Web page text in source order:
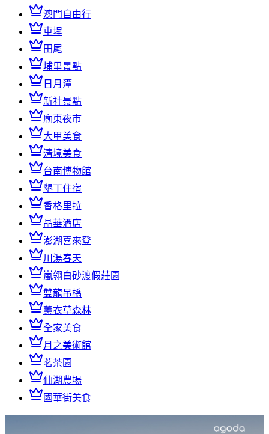
澳門自由行
車埕
田尾
埔里景點
日月潭
新社景點
廟東夜市
大甲美食
清境美食
台南博物館
墾丁住宿
香格里拉
晶華酒店
澎湖喜來登
川湯春天
嵐翎白砂渡假莊園
雙龍吊橋
薰衣草森林
全家美食
月之美術館
茗茶園
仙湖農場
國華街美食